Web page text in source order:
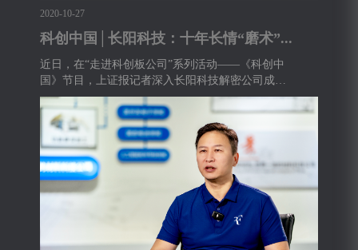
2020-10-27
科创中国│长阳科技：十年长情“磨术”...
近日，在“走进科创板公司”系列活动——《科创中
国》节目，上证报记者深入长阳科技解密公司成为
全球...